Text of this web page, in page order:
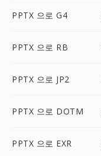
PPTX 으로 G4
PPTX 으로 RB
PPTX 으로 JP2
PPTX 으로 DOTM
PPTX 으로 EXR